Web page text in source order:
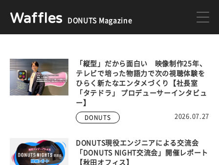
Waffles DONUTS Magazine
ミクチャ ゲーム
DONUTS 2026.07.27
「縦型」だから面白い 映像制作25年、
テレビで培った物語力で次の視聴体験を
ひらく新たなエンタメづくり【社長室
「タテドラ」 プロデューサーインタビュ
ー】
DONUTS現役エンジニアによる交流会
「DONUTS NIGHT交流会」開催レポート
【秋田オフィス】